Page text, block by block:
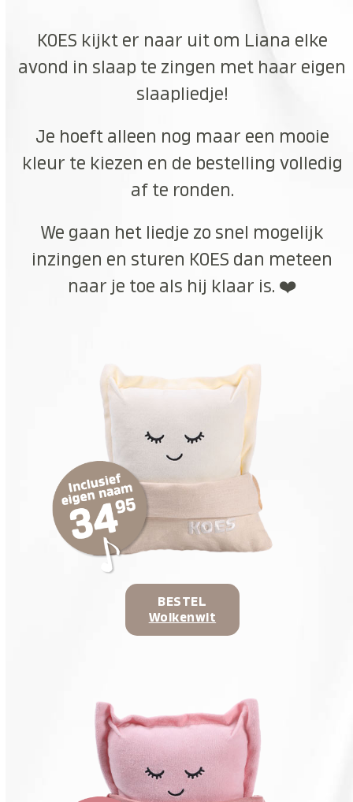
KOES kijkt er naar uit om Liana elke
avond in slaap te zingen met haar eigen
slaapliedje!
Je hoeft alleen nog maar een mooie
kleur te kiezen en de bestelling volledig
af te ronden.
We gaan het liedje zo snel mogelijk
inzingen en sturen KOES dan meteen
naar je toe als hij klaar is. ❤️
BESTEL
Wolkenwit